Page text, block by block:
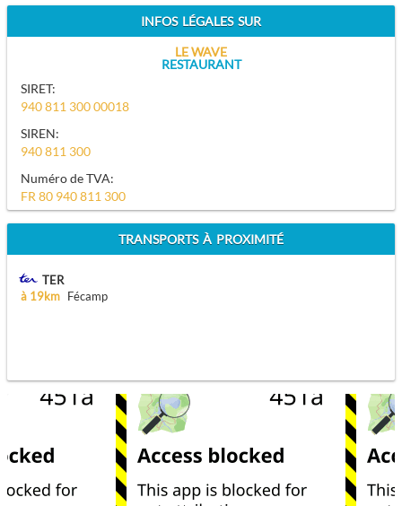
INFOS LÉGALES SUR
LE WAVE
RESTAURANT
SIRET:
940 811 300 00018
SIREN:
940 811 300
Numéro de TVA:
FR 80 940 811 300
TRANSPORTS À PROXIMITÉ
TER
à 19km
Fécamp